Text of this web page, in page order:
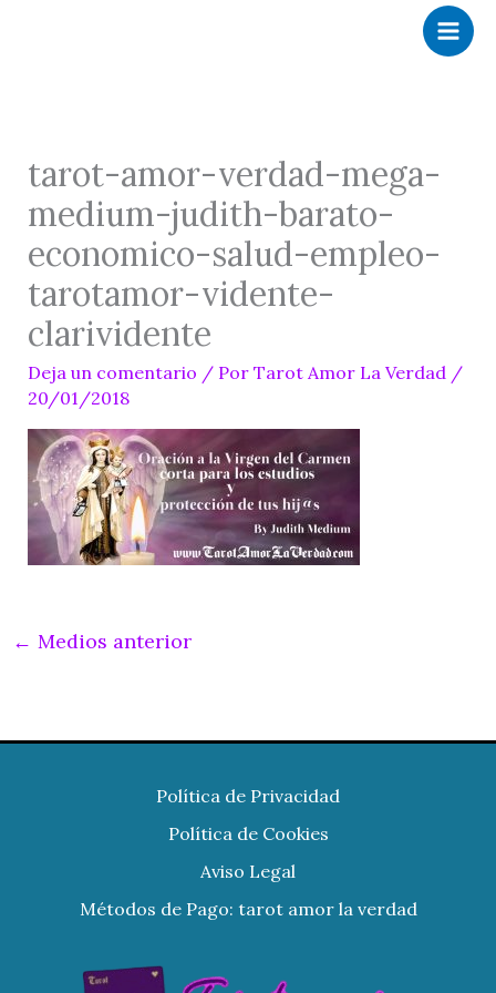
tarot-amor-verdad-mega-
medium-judith-barato-
economico-salud-empleo-
tarotamor-vidente-
clarividente
Deja un comentario / Por Tarot Amor La Verdad /
20/01/2018
← Medios anterior
Política de Privacidad
Política de Cookies
Aviso Legal
Métodos de Pago: tarot amor la verdad